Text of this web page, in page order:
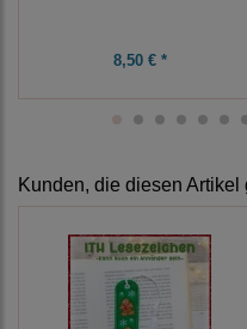
8,50 € *
Kunden, die diesen